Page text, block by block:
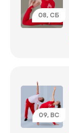
08, СБ
09, ВС